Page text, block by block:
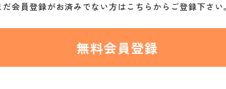
だ会員登録がお済みでない方はこちらからご登録下さい。
無料会員登録